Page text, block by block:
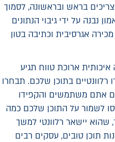
בראש ובראשונה, לסמוך
נבנה על ידי גיבוי הנתונים
אגרסיבית וכתיבה בטון
איכותית ארוכת טווח תגיע
בתוכן שלכם. תבחרו
אתם משתמשים והקפידו
לשמור על התוכן שלכם כמה
שהוא יישאר רלוונטי למשך
תוכן טובים, עסקים רבים